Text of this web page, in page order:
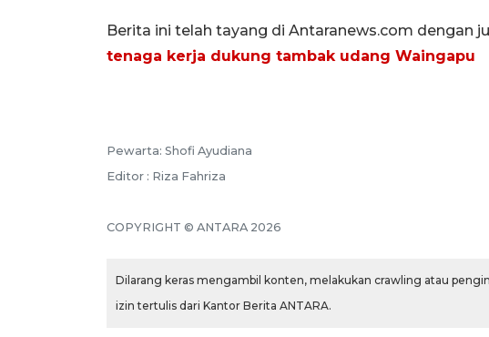
Berita ini telah tayang di Antaranews.com dengan
tenaga kerja dukung tambak udang Waingapu
Pewarta: Shofi Ayudiana
Editor : Riza Fahriza
COPYRIGHT © ANTARA 2026
Dilarang keras mengambil konten, melakukan crawling atau
izin tertulis dari Kantor Berita ANTARA.